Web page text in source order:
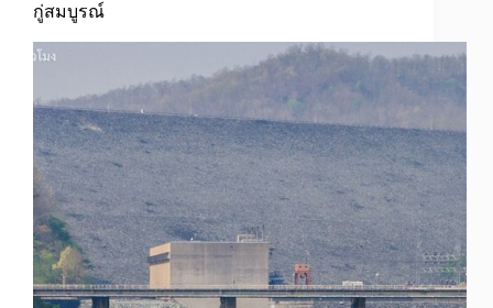
กู่สมบูรณ์